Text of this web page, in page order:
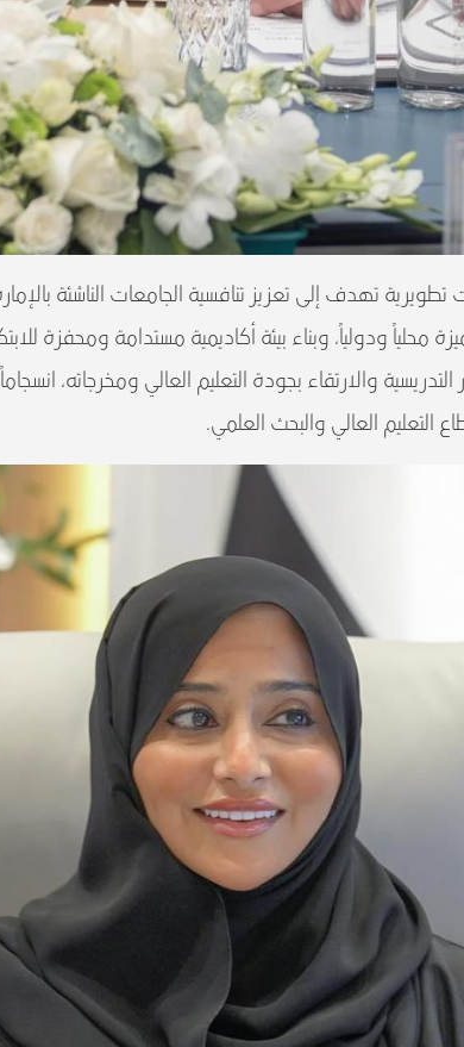
تهدف إلى تعزيز تنافسية الجامعات الناشئة
محلياً ودولياً، وبناء بيئة أكاديمية مستدامة ومحفزة
والارتقاء بجودة التعليم العالي ومخرجاته،
التعليم العالي والبحث العلمي.